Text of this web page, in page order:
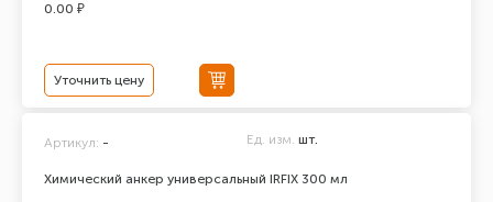
0.00 ₽
Уточнить цену
Химический анкер универсальный IRFIX 300 мл
Артикул: - Ед. изм. шт.